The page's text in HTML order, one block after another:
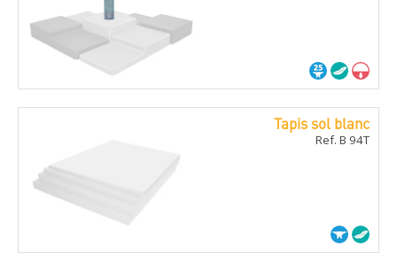
Tapis sol blanc
Ref. B 94T